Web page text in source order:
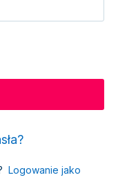
Logowanie jako